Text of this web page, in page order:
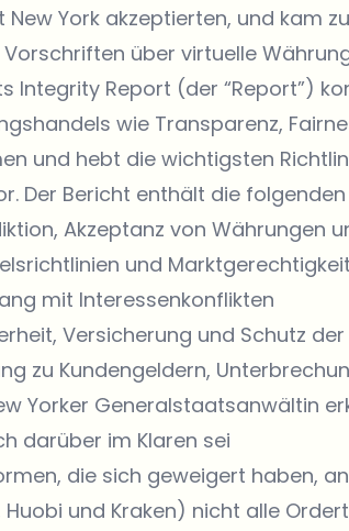
York akzeptierten, und kam
über virtuelle
Integrity Report (der “Report”)
wie Transparenz,
und hebt die wichtigsten
Der Bericht enthält die
Akzeptanz von Währungen
und Marktgerechtigkeit
mit Interessenkonflikten
Versicherung und Schutz
zu Kundengeldern,
Yorker Generalstaatsanwältin
darüber im Klaren sei
die sich geweigert haben,
Huobi und Kraken) nicht alle